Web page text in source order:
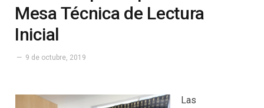
Mesa Técnica de Lectura
Inicial
9 de octubre, 2019
Las